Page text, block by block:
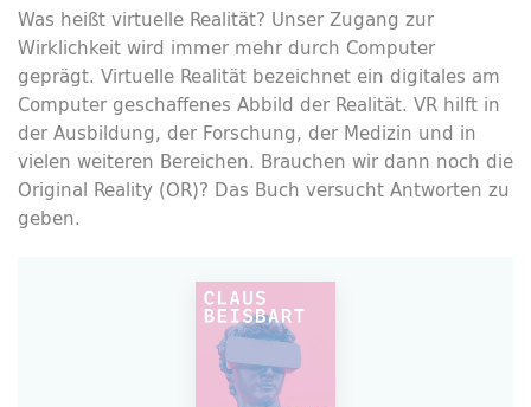
Was heißt virtuelle Realität? Unser Zugang zur
Wirklichkeit wird immer mehr durch Computer
geprägt. Virtuelle Realität bezeichnet ein digitales am
Computer geschaffenes Abbild der Realität. VR hilft in
der Ausbildung, der Forschung, der Medizin und in
vielen weiteren Bereichen. Brauchen wir dann noch die
Original Reality (OR)? Das Buch versucht Antworten zu
geben.